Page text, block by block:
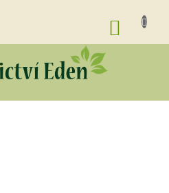
KOŠÍK